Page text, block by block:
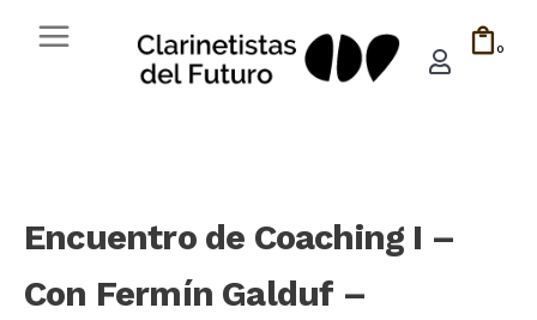
0
Encuentro de Coaching I –
Con Fermín Galduf –